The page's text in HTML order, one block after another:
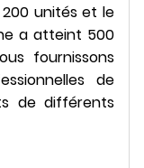
unités et le
a atteint 500
fournissons
de
de différents